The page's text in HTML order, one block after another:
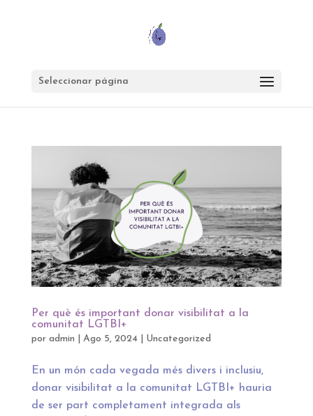
Seleccionar página
Per què és important donar visibilitat a la
comunitat LGTBI+
por admin Ago 5, 2024| Uncategorized
En un món cada vegada més divers i inclusiu,
donar visibilitat a la comunitat LGTBI+ hauria
de ser part completament integrada als